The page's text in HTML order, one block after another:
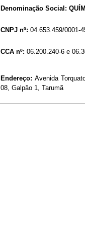
Denominação Social:
CNPJ nº:04.653.459/0001-
CCA nº:06.200.240-6 e
Endereço:Avenida
08, Galpão 1, Tarumã